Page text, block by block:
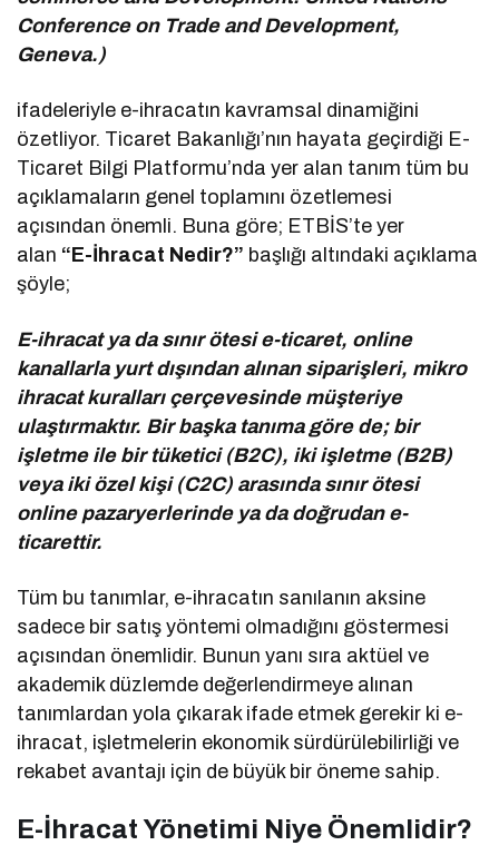
Conference on Trade and Development,
Geneva.)
ifadeleriyle e-ihracatın kavramsal dinamiğini
özetliyor. Ticaret Bakanlığı’nın hayata geçirdiği E-
Ticaret Bilgi Platformu’nda yer alan tanım tüm bu
açıklamaların genel toplamını özetlemesi
açısından önemli. Buna göre; ETBİS’te yer
alan “E-İhracat Nedir?” başlığı altındaki açıklama
şöyle;
E-ihracat ya da sınır ötesi e-ticaret, online
kanallarla yurt dışından alınan siparişleri, mikro
ihracat kuralları çerçevesinde müşteriye
ulaştırmaktır. Bir başka tanıma göre de; bir
işletme ile bir tüketici (B2C), iki işletme (B2B)
veya iki özel kişi (C2C) arasında sınır ötesi
online pazaryerlerinde ya da doğrudan e-
ticarettir.
Tüm bu tanımlar, e-ihracatın sanılanın aksine
sadece bir satış yöntemi olmadığını göstermesi
açısından önemlidir. Bunun yanı sıra aktüel ve
akademik düzlemde değerlendirmeye alınan
tanımlardan yola çıkarak ifade etmek gerekir ki e-
ihracat, işletmelerin ekonomik sürdürülebilirliği ve
rekabet avantajı için de büyük bir öneme sahip.
E-İhracat Yönetimi Niye Önemlidir?